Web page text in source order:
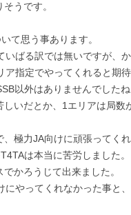
うです。
て思う事あります。
いばる訳では無いですが、
ア指定でやってくれると期
以外はありませんでしたね
しいだとか、1エリアは局
極力JA向けに頑張ってくれ
は本当に苦労しました。
かろうじて出来ました。
にやってくれなかった事と